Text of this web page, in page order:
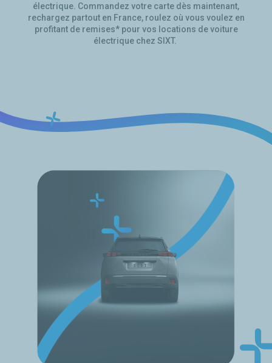
électrique. Commandez votre carte dès maintenant,
rechargez partouten France, roulez où vous voulez en
profitant de remises* pour vos locations de voiture
électrique chez SIXT.